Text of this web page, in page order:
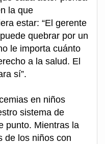
la que
estar: “El gerente
quebrar por un
le importa cuánto
a la salud. El
sí”.
en niños
sistema de
punto. Mientras la
de los niños con